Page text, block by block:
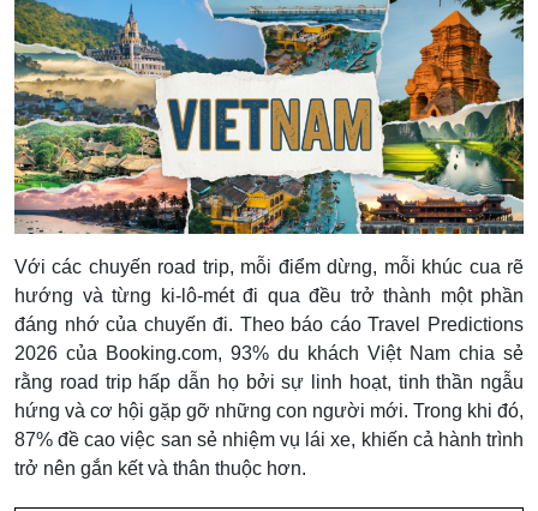
Với các chuyến road trip, mỗi điểm dừng, mỗi khúc cua rẽ
hướng và từng ki-lô-mét đi qua đều trở thành một phần
đáng nhớ của chuyến đi. Theo báo cáo Travel Predictions
2026 của Booking.com, 93% du khách Việt Nam chia sẻ
rằng road trip hấp dẫn họ bởi sự linh hoạt, tinh thần ngẫu
hứng và cơ hội gặp gỡ những con người mới. Trong khi đó,
87% đề cao việc san sẻ nhiệm vụ lái xe, khiến cả hành trình
trở nên gắn kết và thân thuộc hơn.